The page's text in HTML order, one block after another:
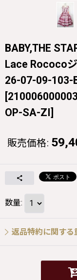
BABY,THE
Lace Rococo
26-07-09-103-
[
OP-SA-ZI]
販売価格:
数量:
返品特約に関する